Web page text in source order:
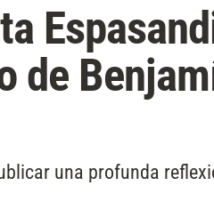
de
una profunda